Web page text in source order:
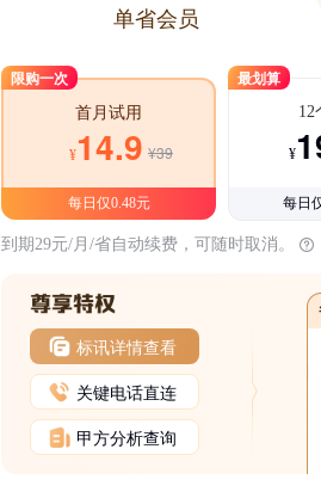
单省会员
限购一次
首月试用
¥14.9 ¥39
每日仅0.48元
最划算
12
¥
每日
到期29元/月/省自动续费，可随时取消。
标讯详情查看
关键电话直连
甲方分析查询